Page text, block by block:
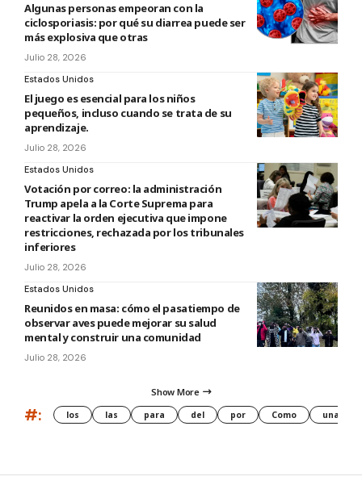
Algunas personas empeoran con la
ciclosporiasis: por qué su diarrea puede ser
más explosiva que otras
Julio 28, 2026
Estados Unidos
El juego es esencial para los niños
pequeños, incluso cuando se trata de su
aprendizaje.
Julio 28, 2026
Estados Unidos
Votación por correo: la administración
Trump apela a la Corte Suprema para
reactivar la orden ejecutiva que impone
restricciones, rechazada por los tribunales
inferiores
Julio 28, 2026
Estados Unidos
Reunidos en masa: cómo el pasatiempo de
observar aves puede mejorar su salud
mental y construir una comunidad
Julio 28, 2026
Show More
#: los las para del por Como una